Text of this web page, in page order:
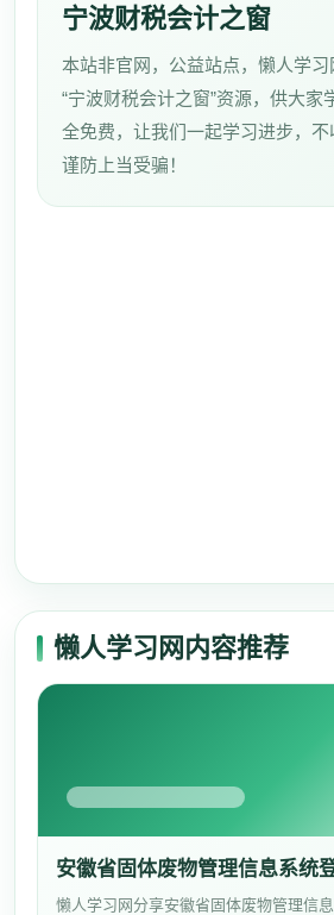
宁波财税会计之窗
本站非官网，公益站点，懒人学
“宁波财税会计之窗”资源，供大家
全免费，让我们一起学习进步，不
谨防上当受骗！
懒人学习网内容推荐
安徽省固体废物管理信息系统
懒人学习网分享安徽省固体废物管理信